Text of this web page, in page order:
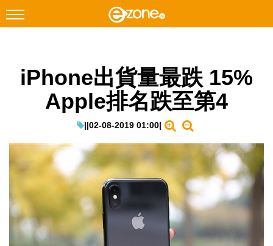
Facebook Instagram
遊戲動漫
教學評測
EduTech
IT Times
生成式AI與雲端應用
iPhone出貨量最跌 15%
Apple排名跌至第4
||02-08-2019 01:00|